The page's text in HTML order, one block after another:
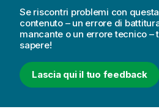
Se riscontri problemi con
contenuto – un errore di
mancante o un errore tecnico
sapere!
Lascia qui il tuo feedback